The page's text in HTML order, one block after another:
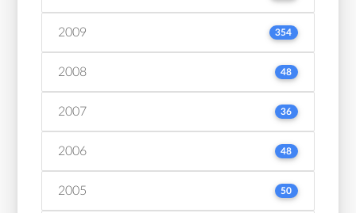
2009 354
2008 48
2007 36
2006 48
2005 50